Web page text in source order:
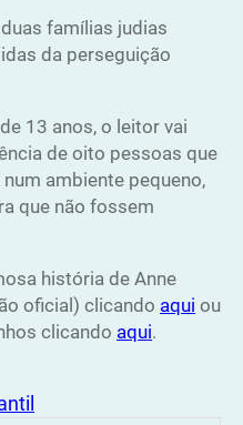
famílias judias
da perseguição
13 anos, o leitor vai
de oito pessoas que
ambiente pequeno,
que não fossem
história de Anne
oficial) clicando aqui ou
clicando aqui.